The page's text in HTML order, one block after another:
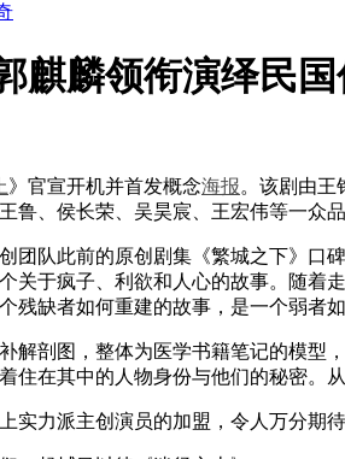
麒麟领衔演绎民
》官宣开机并首发概念海报。该剧由王
、侯长荣、吴昊宸、王宏伟等一众品
队此前的原创剧集《繁城之下》口
关于疯子、利欲和人心的故事。随
缺者如何重建的故事，是一个弱者
剖图，整体为医学书籍笔记的模型
在其中的人物身份与他们的秘密。
力派主创演员的加盟，令人万分期待